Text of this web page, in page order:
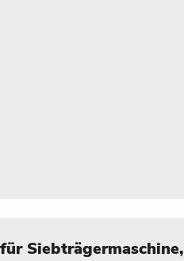
Siebträgermaschine,